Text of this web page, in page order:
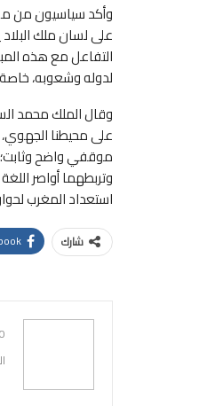
وأكد سياسيون من
على لسان ملك
التفاعل مع هذه
لدوله وشعوبه، خاصة
وقال الملك محمد
على محيطنا
موقفي واضح وثابت؛
وتربطهما أواصر
استعداد المغرب
شارك